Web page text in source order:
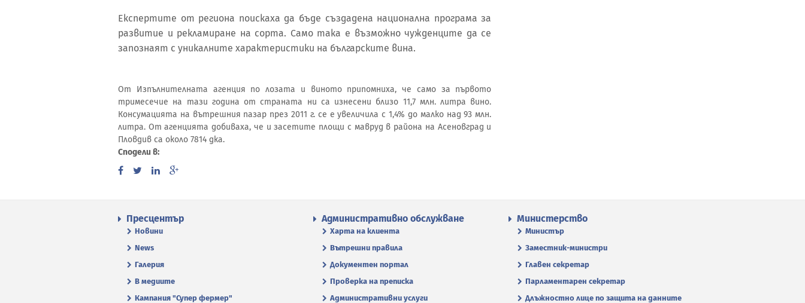
Експертите от региона поискаха да бъде създадена национална програма за
развитие и рекламиране на сорта. Само така е възможно чужденците да се
запознаят с уникалните характеристики на българските вина.
От Изпълнителната агенция по лозата и виното припомниха, че само за първото
тримесечие на тази година от страната ни са изнесени близо 11,7 млн. литра вино.
Консумацията на вътрешния пазар през 2011 г. се е увеличила с 1,4% до малко над 93 млн.
литра. От агенцията добиваха, че и засетите площи с мавруд в района на Асеновград и
Пловдив са около 7814 дка.
Сподели в:
Пресцентър
Новини
News
Галерия
В медиите
Кампания "Супер фермер"
Административно обслужване
Харта на клиента
Вътрешни правила
Документен портал
Проверка на преписка
Административни услуги
Министерство
Министър
Заместник-министри
Главен секретар
Парламентарен секретар
Длъжностно лице по защита на данните